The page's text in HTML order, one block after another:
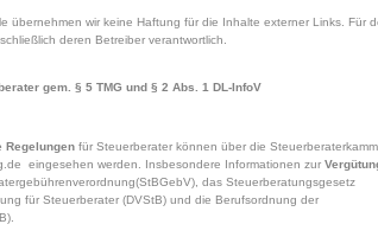
übernehmen wir keine Haftung für die Inhalte externer Links. Für
deren Betreiber verantwortlich.
gem. § 5 TMG und § 2 Abs. 1 DL-InfoV
Regelungen für Steuerberater können über die
eingesehen werden. Insbesondere Informationen zur
das Steuerberatungsgesetz
für Steuerberater (DVStB) und die Berufsordnung der